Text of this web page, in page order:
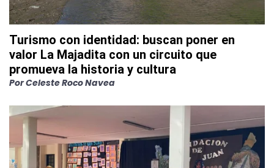
Turismo con identidad: buscan poner en
valor La Majadita con un circuito que
promueva la historia y cultura
PorCeleste Roco Navea